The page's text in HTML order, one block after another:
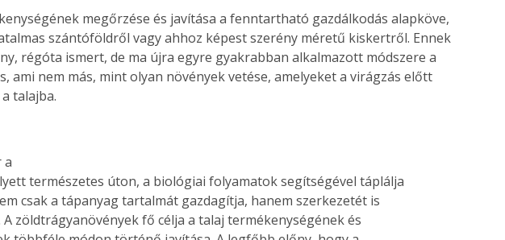
megőrzése és javítása a fenntartható gazdálkodás alapköve,
szántóföldről vagy ahhoz képest szerény méretű kiskertről. Ennek
régóta ismert, de ma újra egyre gyakrabban alkalmazott módszere a
ami nem más, mint olyan növények vetése, amelyeket a virágzás előtt
talajba.
a
természetes úton, a biológiai folyamatok segítségével táplálja
csak a tápanyag tartalmát gazdagítja, hanem szerkezetét is
A zöldtrágyanövények fő célja a talaj termékenységének és